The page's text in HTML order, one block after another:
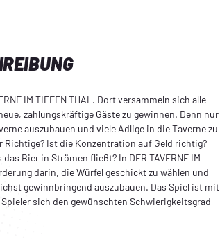
IM TIEFEN THAL. Dort versammeln sich alle
zahlungskräftige Gäste zu gewinnen. Denn nur
auszubauen und viele Adlige in die Taverne zu
Richtige? Ist die Konzentration auf Geld richtig?
Bier in Strömen fließt? In DER TAVERNE IM
darin, die Würfel geschickt zu wählen und
gewinnbringend auszubauen. Das Spiel ist mit
sich den gewünschten Schwierigkeitsgrad